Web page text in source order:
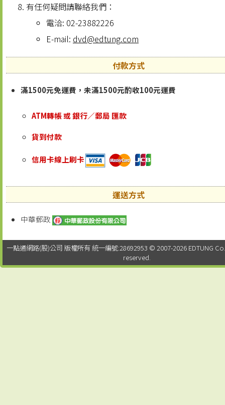
有任何疑問請聯絡我們：
電洽: 02-23882226
E-mail: dvd@edtung.com
付款方式
滿1500元免運費，未滿1500元酌收100元運費
ATM轉帳 或 銀行／郵局 匯款
貨到付款
信用卡線上刷卡
運送方式
中華郵政
一點通網路(股)公司 版權所有 統一編號:28692953 © 2007-2026 EDTUNG
reserved.